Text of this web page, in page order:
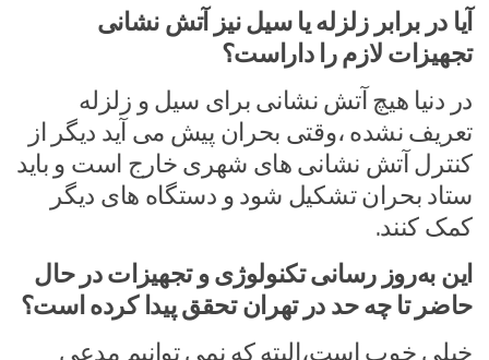
آیا در برابر زلزله یا سیل نیز آتش نشانی
تجهیزات لازم را داراست؟
در دنیا هیچ آتش نشانی برای سیل و زلزله
تعریف نشده ،وقتی بحران پیش می آید دیگر از
کنترل آتش نشانی های شهری خارج است و باید
ستاد بحران تشکیل شود و دستگاه های دیگر
کمک کنند.
این به‌روز رسانی تکنولوژی و تجهیزات در حال
حاضر تا چه حد در تهران تحقق پیدا کرده است؟
خیلی خوب است،البته که نمی توانیم مدعی